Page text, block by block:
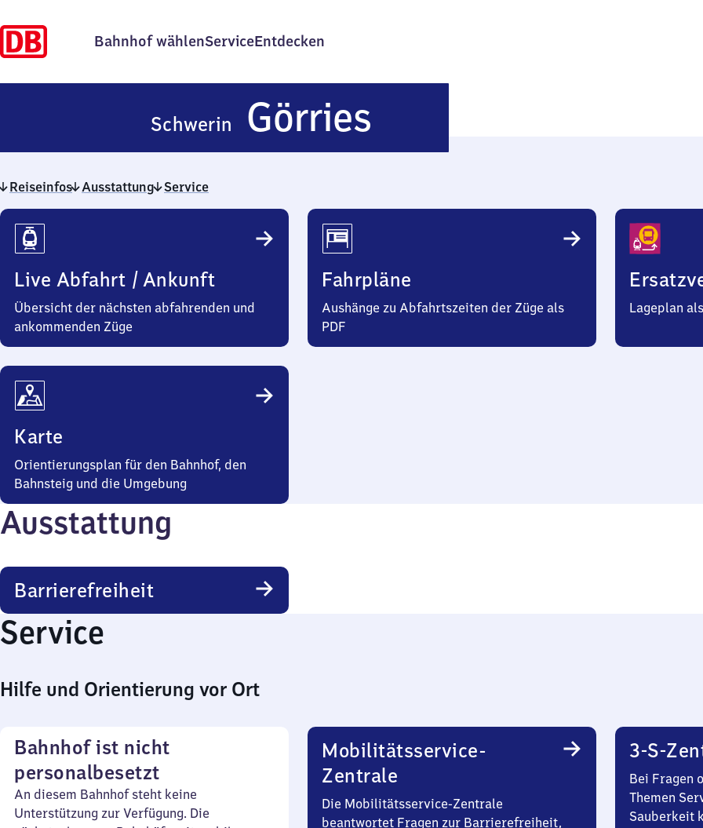
Bahnhof wählenServiceEntdecken
Schwerin Görries
Görries
Reiseinfos Ausstattung Service
Reiseinfos
Live Abfahrt / Ankunft
Übersicht der nächsten abfahrenden und
ankommenden Züge
Fahrpläne
Aushänge zu Abfahrtszeiten der Züge als
PDF
Lageplan
Karte
Orientierungsplan für den Bahnhof, den
Bahnsteig und die Umgebung
Ausstattung
Barrierefreiheit
Service
Hilfe und Orientierung vor Ort
Bahnhof ist nicht
personalbesetzt
An diesem Bahnhof steht keine
Unterstützung zur Verfügung. Die
Mobilitätsservice-
Zentrale
Die Mobilitätsservice-Zentrale
beantwortet Fragen zur Barrierefreiheit,
3-S-
Bei Fragen
Themen
Sauberkeit